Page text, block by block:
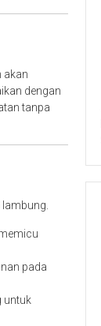
akan
dengan
tanpa
pada
untuk